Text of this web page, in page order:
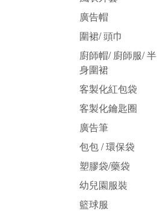
廣告帽
圍裙/ 頭巾
廚師帽/ 廚師服/ 半
身圍裙
客製化紅包袋
客製化鑰匙圈
廣告筆
包包 / 環保袋
塑膠袋/藥袋
幼兒園服裝
籃球服